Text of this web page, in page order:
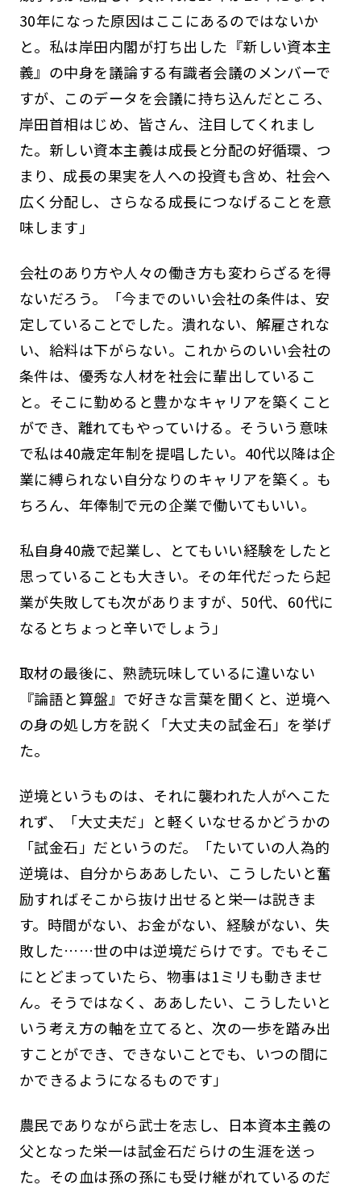
30年になった原因はここにあるのではないか
と。私は岸田内閣が打ち出した『新しい資本主
義』の中身を議論する有識者会議のメンバーで
すが、このデータを会議に持ち込んだところ、
岸田首相はじめ、皆さん、注目してくれまし
た。新しい資本主義は成長と分配の好循環、つ
まり、成長の果実を人への投資も含め、社会へ
広く分配し、さらなる成長につなげることを意
味します」
会社のあり方や人々の働き方も変わらざるを得
ないだろう。「今までのいい会社の条件は、安
定していることでした。潰れない、解雇されな
い、給料は下がらない。これからのいい会社の
条件は、優秀な人材を社会に輩出しているこ
と。そこに勤めると豊かなキャリアを築くこと
ができ、離れてもやっていける。そういう意味
で私は40歳定年制を提唱したい。40代以降は企
業に縛られない自分なりのキャリアを築く。も
ちろん、年俸制で元の企業で働いてもいい。
私自身40歳で起業し、とてもいい経験をしたと
思っていることも大きい。その年代だったら起
業が失敗しても次がありますが、50代、60代に
なるとちょっと辛いでしょう」
取材の最後に、熟読玩味しているに違いない
『論語と算盤』で好きな言葉を聞くと、逆境へ
の身の処し方を説く「大丈夫の試金石」を挙げ
た。
逆境というものは、それに襲われた人がへこた
れず、「大丈夫だ」と軽くいなせるかどうかの
「試金石」だというのだ。「たいていの人為的
逆境は、自分からああしたい、こうしたいと奮
励すればそこから抜け出せると栄一は説きま
す。時間がない、お金がない、経験がない、失
敗した……世の中は逆境だらけです。でもそこ
にとどまっていたら、物事は1ミリも動きませ
ん。そうではなく、ああしたい、こうしたいと
いう考え方の軸を立てると、次の一歩を踏み出
すことができ、できないことでも、いつの間に
かできるようになるものです」
農民でありながら武士を志し、日本資本主義の
父となった栄一は試金石だらけの生涯を送っ
た。その血は孫の孫にも受け継がれているのだ